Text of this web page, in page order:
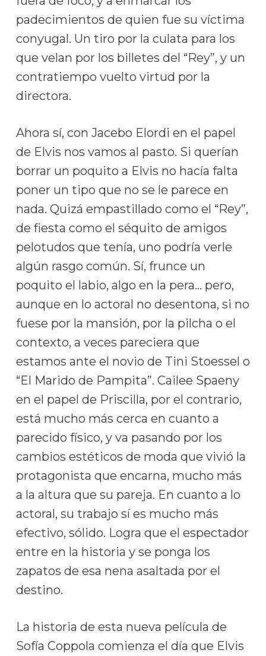
padecimientos de quien fue su víctima
conyugal. Un tiro por la culata para los
que velan por los billetes del “Rey”, y un
contratiempo vuelto virtud por la
directora.
Ahora sí, con Jacebo Elordi en el papel
de Elvis nos vamos al pasto. Si querían
borrar un poquito a Elvis no hacía falta
poner un tipo que no se le parece en
nada. Quizá empastillado como el “Rey”,
de fiesta como el séquito de amigos
pelotudos que tenía, uno podría verle
algún rasgo común. Sí, frunce un
poquito el labio, algo en la pera… pero,
aunque en lo actoral no desentona, si no
fuese por la mansión, por la pilcha o el
contexto, a veces pareciera que
estamos ante el novio de Tini Stoessel o
“El Marido de Pampita”. Cailee Spaeny
en el papel de Priscilla, por el contrario,
está mucho más cerca en cuanto a
parecido físico, y va pasando por los
cambios estéticos de moda que vivió la
protagonista que encarna, mucho más
a la altura que su pareja. En cuanto a lo
actoral, su trabajo sí es mucho más
efectivo, sólido. Logra que el espectador
entre en la historia y se ponga los
zapatos de esa nena asaltada por el
destino.
La historia de esta nueva película de
Sofía Coppola comienza el día que Elvis